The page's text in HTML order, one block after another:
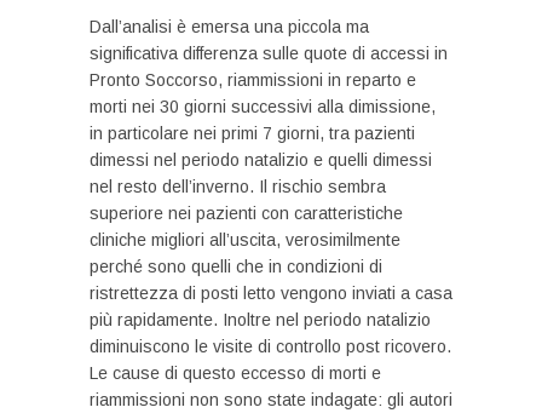
Dall’analisi è emersa una piccola ma
significativa differenza sulle quote di accessi in
Pronto Soccorso, riammissioni in reparto e
morti nei 30 giorni successivi alla dimissione,
in particolare nei primi 7 giorni, tra pazienti
dimessi nel periodo natalizio e quelli dimessi
nel resto dell’inverno. Il rischio sembra
superiore nei pazienti con caratteristiche
cliniche migliori all’uscita, verosimilmente
perché sono quelli che in condizioni di
ristrettezza di posti letto vengono inviati a casa
più rapidamente. Inoltre nel periodo natalizio
diminuiscono le visite di controllo post ricovero.
Le cause di questo eccesso di morti e
riammissioni non sono state indagate: gli autori